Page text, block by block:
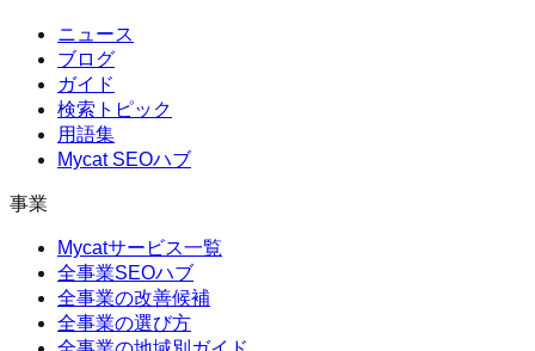
ニュース
ブログ
ガイド
検索トピック
用語集
Mycat SEOハブ
事業
Mycatサービス一覧
全事業SEOハブ
全事業の改善候補
全事業の選び方